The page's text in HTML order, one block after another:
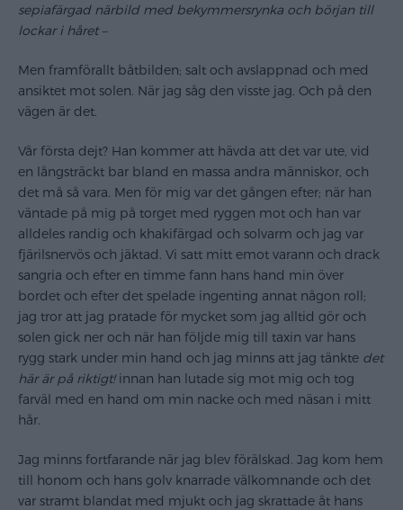
sepiafärgad närbild med bekymmersrynka och början till
lockar i håret –
Men framförallt båtbilden; salt och avslappnad och med
ansiktet mot solen. När jag såg den visste jag. Och på den
vägen är det.
Vår första dejt? Han kommer att hävda att det var ute, vid
en långsträckt bar bland en massa andra människor, och
det må så vara. Men för mig var det gången efter; när han
väntade på mig på torget med ryggen mot och han var
alldeles randig och khakifärgad och solvarm och jag var
fjärilsnervös och jäktad. Vi satt mitt emot varann och drack
sangria och efter en timme fann hans hand min över
bordet och efter det spelade ingenting annat någon roll;
jag tror att jag pratade för mycket som jag alltid gör och
solen gick ner och när han följde mig till taxin var hans
rygg stark under min hand och jag minns att jag tänkte det
här är på riktigt! innan han lutade sig mot mig och tog
farväl med en hand om min nacke och med näsan i mitt
hår.
Jag minns fortfarande när jag blev förälskad. Jag kom hem
till honom och hans golv knarrade välkomnande och det
var stramt blandat med mjukt och jag skrattade åt hans